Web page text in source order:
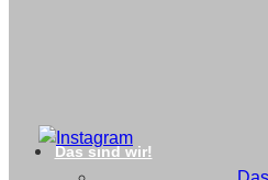
Das sind wir!